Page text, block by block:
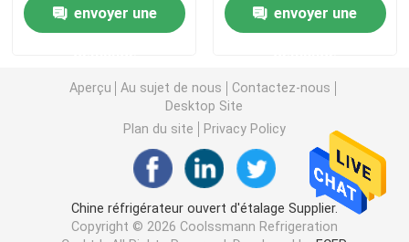
Réfrigérateur d'affichage de charcuterie
Refroidisseur d'affichage de nourriture
Congélateur de chambre froide
1200L envoyer une
d'étalage de rideau en
nuit
envoyer une
Aperçu Au sujet de nous
Contactez-nous
Desktop Site
Plan du site
Privacy Policy
Chine réfrigérateur ouvert d'étalage Supplier.
Copyright © 2026 Coolssmann Refrigeration